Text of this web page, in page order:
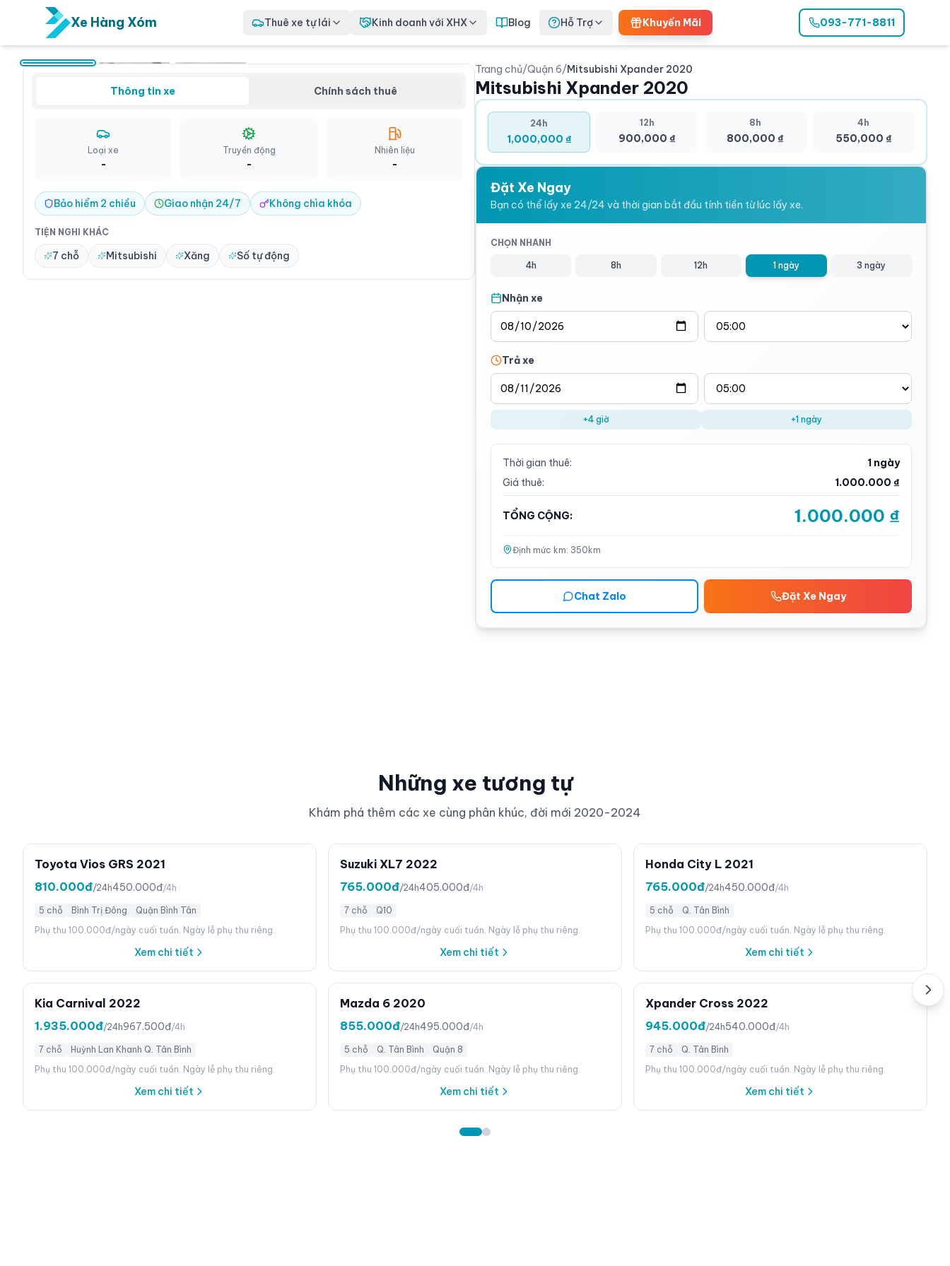
Xe Hàng Xóm Thuê xe tự lái Kinh doanh với XHX Blog Hỗ Trợ Khuyến Mãi 093-771-8811
xe tự lái Quận 6
thất rộng rãi, tiện nghi, đáp ứng đầy đủ nhu
cầu sử dụng.
1/2
Giới thiệu
Thông tin xe Chính sách thuê
Loại xe
-
Truyền động
-
Nhiên liệu
-
Bảo hiểm 2 chiều Giao nhận 24/7 Không chìa khóa
TIỆN NGHI KHÁC
7 chỗ Mitsubishi Xăng Số tự động
Trang chủ/Quận 6/Mitsubishi Xpander 2020
Mitsubishi Xpander 2020
24h
1,000,000 ₫
12h
900,000 ₫
8h
800,000 ₫
4h
550,000 ₫
Đặt Xe Ngay
Bạn có thể lấy xe 24/24 và thời gian bắt đầu tính tiền từ lúc lấy xe.
CHỌN NHANH
4h 8h 12h 1 ngày 3 ngày
Nhận xe
Trả xe
+4 giờ +1 ngày
Thời gian thuê:
1 ngày
Giá thuê:
1.000.000 ₫
TỔNG CỘNG: 1.000.000 ₫
Định mức km: 350 km
Chat Zalo Đặt Xe Ngay
Những xe tương tự
Khám phá thêm các xe cùng phân khúc, đời mới 2020-2024
Toyota Vios GRS 2021
810.000đ/24h450.000đ/4h
5 chỗ Bình Trị Đông
Quận Bình Tân
Phụ thu 100.000đ/ngày cuối tuần. Ngày lễ phụ thu riêng.
Xem chi tiết
Suzuki XL7 2022
765.000đ/24h405.000đ/4h
7 chỗ
Q10
Phụ thu 100.000đ/ngày cuối tuần. Ngày lễ phụ thu riêng.
Xem chi tiết
Honda City L 2021
765.000đ/24h450.000đ/4h
5 chỗ
Q. Tân Bình
Phụ thu 100.000đ/ngày cuối tuần. Ngày lễ phụ thu riêng.
Xem chi tiết
Kia Carnival 2022
1.935.000đ/24h967.500đ/4h
7 chỗ
Huỳnh Lan Khanh Q. Tân Bình
Phụ thu 100.000đ/ngày cuối tuần. Ngày lễ phụ thu riêng.
Xem chi tiết
Mazda 6 2020
855.000đ/24h495.000đ/4h
5 chỗ Q. Tân Bình
Quận 8
Phụ thu 100.000đ/ngày cuối tuần. Ngày lễ phụ thu riêng.
Xem chi tiết
Xpander Cross 2022
945.000đ/24h540.000đ/4h
7 chỗ
Q. Tân Bình
Phụ thu 100.000đ/ngày cuối tuần. Ngày lễ phụ thu riêng.
Xem chi tiết